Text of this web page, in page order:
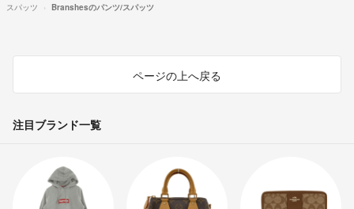
スパッツ
Branshesのパンツ/スパッツ
ページの上へ戻る
注目ブランド一覧